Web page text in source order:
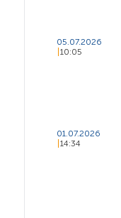
05.07.2026
10:05
01.07.2026
14:34